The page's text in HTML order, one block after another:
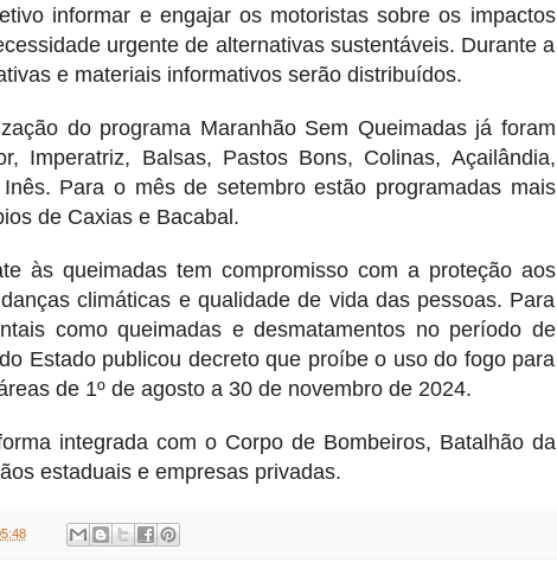
informar e engajar os motoristas sobre os impactos
urgente de alternativas sustentáveis. Durante a
e materiais informativos serão distribuídos.
do programa Maranhão Sem Queimadas já foram
Imperatriz, Balsas, Pastos Bons, Colinas, Açailândia,
Para o mês de setembro estão programadas mais
de Caxias e Bacabal.
às queimadas tem compromisso com a proteção aos
climáticas e qualidade de vida das pessoas. Para
como queimadas e desmatamentos no período de
Estado publicou decreto que proíbe o uso do fogo para
de 1º de agosto a 30 de novembro de 2024.
integrada com o Corpo de Bombeiros, Batalhão da
estaduais e empresas privadas.